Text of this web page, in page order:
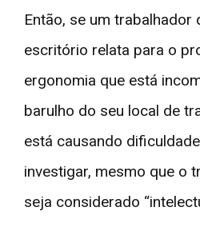
Então, se um trabalhador
escritório relata para o
ergonomia que está
barulho do seu local de
está causando
investigar, mesmo que o
seja considerado